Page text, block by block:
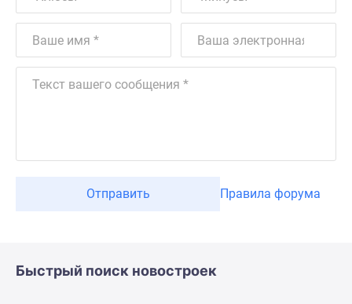
Отправить Правила форума
Быстрый поиск новостроек